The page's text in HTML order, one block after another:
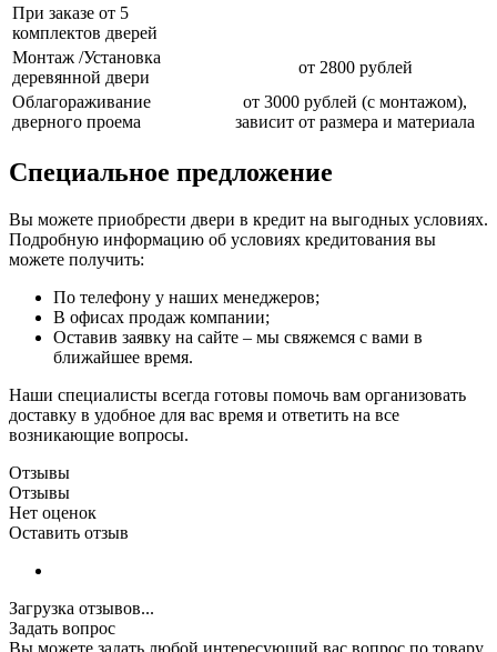
При заказе от 5
комплектов дверей
Монтаж /Установка
деревянной двери
от 2800 рублей
Облагораживание
дверного проема
от 3000 рублей (с монтажом),
зависит от размера и материала
Специальное предложение
Вы можете приобрести двери в кредит на выгодных условиях.
Подробную информацию об условиях кредитования вы
можете получить:
По телефону у наших менеджеров;
В офисах продаж компании;
Оставив заявку на сайте – мы свяжемся с вами в
ближайшее время.
Наши специалисты всегда готовы помочь вам организовать
доставку в удобное для вас время и ответить на все
возникающие вопросы.
Отзывы
Отзывы
Нет оценок
Оставить отзыв
Загрузка отзывов...
Задать вопрос
Вы можете задать любой интересующий вас вопрос по товару